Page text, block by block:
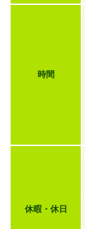
時間
休暇・休日